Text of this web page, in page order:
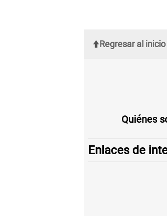
Regresar al inicio
Quiénes
Enlaces de